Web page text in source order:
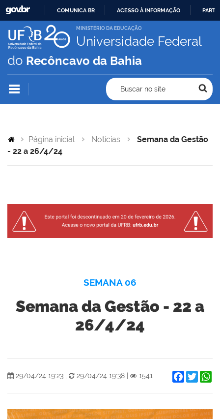
IR
PARA
CONTEÚDO
COMUNICA BR ACESSO À INFORMAÇÃO
MINISTÉRIO DA EDUCAÇÃO
Universidade Federal
do Recôncavo da Bahia
Buscar no site
Página inicial Notícias
Semana da Gestão
- 22 a 26/4/24
SEMANA 06
Semana da Gestão - 22 a
26/4/24
29/04/24 19:23 , 29/04/24 19:38 1541 Facebook
Twitter